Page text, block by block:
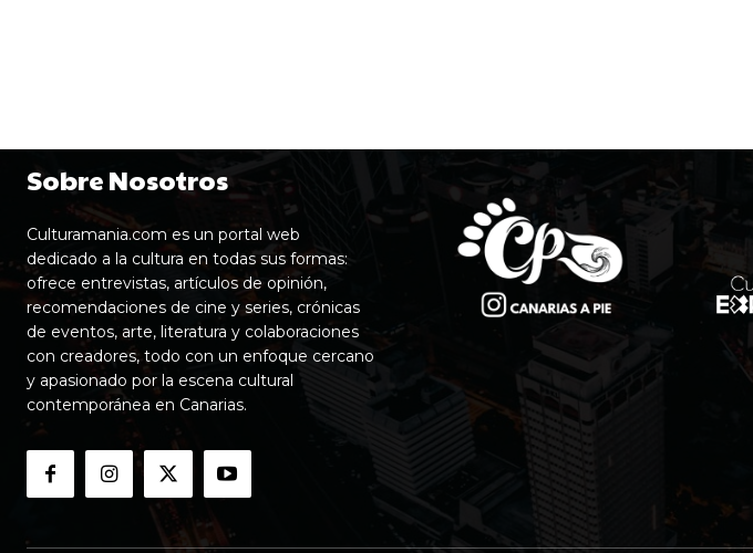
Sobre Nosotros
Culturamania.com es un portal web
dedicado a la cultura en todas sus formas:
ofrece entrevistas, artículos de opinión,
recomendaciones de cine y series, crónicas
de eventos, arte, literatura y colaboraciones
con creadores, todo con un enfoque cercano
y apasionado por la escena cultural
contemporánea en Canarias.